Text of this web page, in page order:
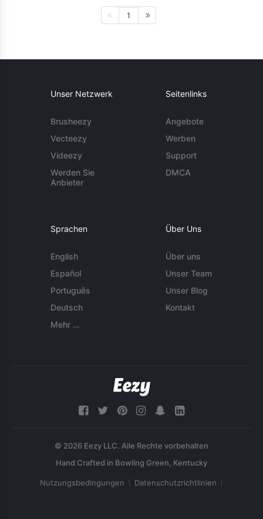
1
Unser Netzwerk
Brusheezy
Vecteezy
Videezy
Werden Sie
Anbieter
Seitenlinks
Angebote
Werben
Support
DMCA
Sprachen
English
Español
Português
Deutsch
Mehr ...
Über Uns
Über uns
Unser Team
Unser Blog
Kontakt
© 2026 Eezy LLC. Alle Rechte vorbehalten
Nutzungsbedingungen Datenschutzrichtlinien